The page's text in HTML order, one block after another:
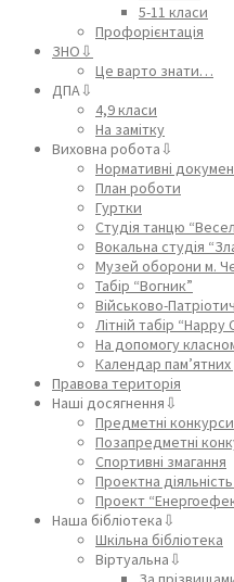
5-11 класи
Профорієнтація
ЗНО⇩
Це варто знати…
ДПА⇩
4,9 класи
На замітку
Виховна робота⇩
Нормативні
План роботи
Гуртки
Студія танцю
Вокальна студія
Музей оборони м.
Табір “Вогник”
Військово-
Літній табір “Happy
На допомогу
Календар
Правова територія
Наші досягнення⇩
Предметні конкурси
Позапредметні
Спортивні змагання
Проектна
Проект
Наша бібліотека⇩
Шкільна бібліотека
Віртуальна⇩